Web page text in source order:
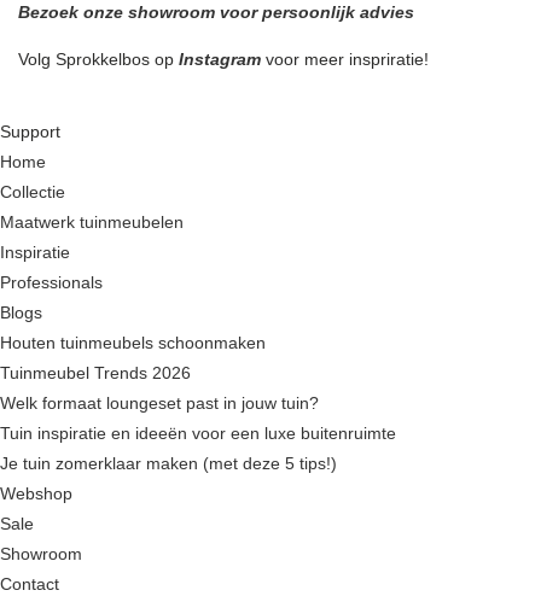
Bezoek onze showroom voor persoonlijk advies
Volg Sprokkelbos op Instagram voor meer inspriratie!
Support
Home
Collectie
Maatwerk tuinmeubelen
Inspiratie
Professionals
Blogs
Houten tuinmeubels schoonmaken
Tuinmeubel Trends 2026
Welk formaat loungeset past in jouw tuin?
Tuin inspiratie en ideeën voor een luxe buitenruimte
Je tuin zomerklaar maken (met deze 5 tips!)
Webshop
Sale
Showroom
Contact